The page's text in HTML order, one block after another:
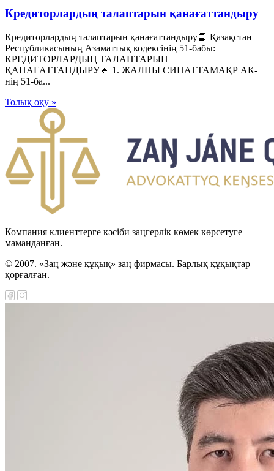
Кредиторлардың талаптарын қанағаттандыру
Кредиторлардың талаптарын қанағаттандыру📘 Қазақстан
Республикасының Азаматтық кодексінің 51-бабы:
КРЕДИТОРЛАРДЫҢ ТАЛАПТАРЫН
ҚАНАҒАТТАНДЫРУ🔹 1. ЖАЛПЫ СИПАТТАМАҚР АК-
нің 51-ба...
Толық оқу »
Компания клиенттерге кәсіби заңгерлік көмек көрсетуге
маманданған.
© 2007. «Заң және құқық» заң фирмасы. Барлық құқықтар
қорғалған.